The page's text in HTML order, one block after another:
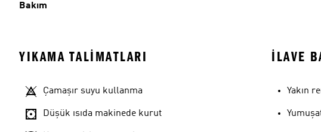
Bakım
YIKAMA TALIMATLARI
Çamaşır suyu kullanma
Düşük ısıda makinede kurut
İLAVE
Yakın